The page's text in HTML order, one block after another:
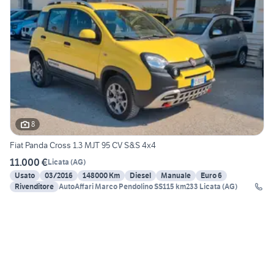
8
Fiat Panda Cross 1.3 MJT 95 CV S&S 4x4
11.000 €Licata (AG)
Usato
03/2016 148000 Km Diesel Manuale
Euro 6
Rivenditore AutoAffari Marco Pendolino SS115 km233 Licata (AG)